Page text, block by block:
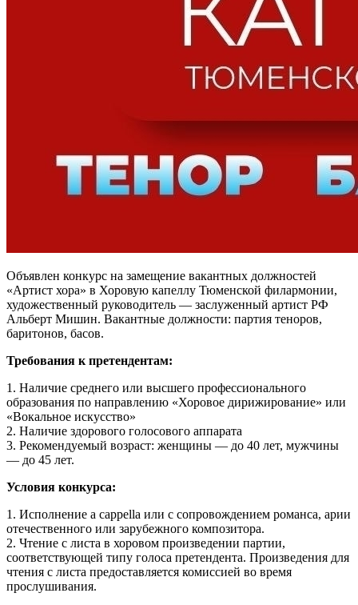
Объявлен конкурс на замещение вакантных должностей
«Артист хора» в Хоровую капеллу Тюменской филармонии,
художественный руководитель — заслуженный артист РФ
Альберт Мишин. Вакантные должности: партия теноров,
баритонов, басов.
Требования к претендентам:
1. Наличие среднего или высшего профессионального
образования по направлению «Хоровое дирижирование» или
«Вокальное искусство»
2. Наличие здорового голосового аппарата
3. Рекомендуемый возраст: женщины — до 40 лет, мужчины
— до 45 лет.
Условия конкурса:
1. Исполнение a cappella или с сопровождением романса, арии
отечественного или зарубежного композитора.
2. Чтение с листа в хоровом произведении партии,
соответствующей типу голоса претендента. Произведения для
чтения с листа предоставляется комиссией во время
прослушивания.